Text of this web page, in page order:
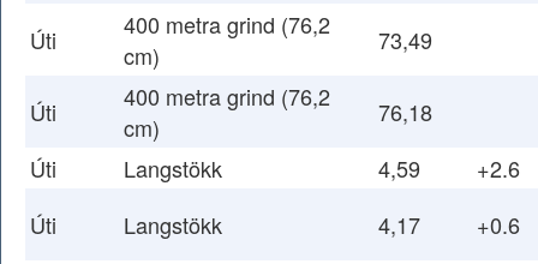
Úti
400 metra grind (76,2
cm)
73,49
Úti
400 metra grind (76,2
cm)
76,18
Úti
Langstökk 4,59
+2.6
Úti
Langstökk 4,17
+0.6